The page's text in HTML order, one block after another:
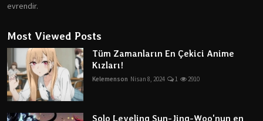
evrendir.
Most Viewed Posts
Tüm Zamanların En Çekici Anime
Kızları!
Kelemenson Nisan 8, 2024 1 2910
Solo Leveling Sun-Jing-Woo'nun en